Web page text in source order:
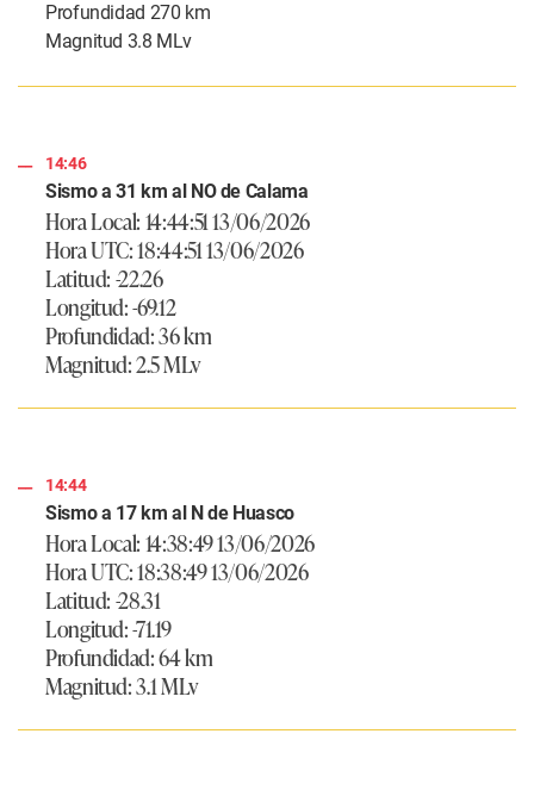
Profundidad 270 km
Magnitud 3.8 MLv
14:46
Sismo a 31 km al NO de Calama
Hora Local: 14:44:51 13/06/2026
Hora UTC: 18:44:51 13/06/2026
Latitud: -22.26
Longitud: -69.12
Profundidad: 36 km
Magnitud: 2.5 MLv
14:44
Sismo a 17 km al N de Huasco
Hora Local: 14:38:49 13/06/2026
Hora UTC: 18:38:49 13/06/2026
Latitud: -28.31
Longitud: -71.19
Profundidad: 64 km
Magnitud: 3.1 MLv